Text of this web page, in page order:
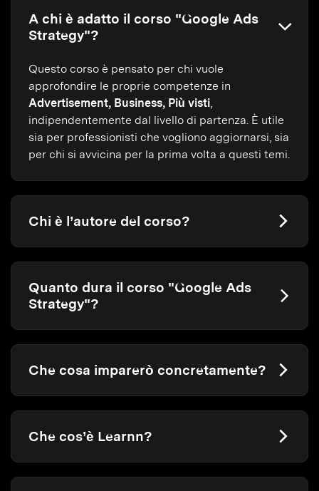
A chi è adatto il corso "Google Ads
Strategy"?
Questo corso è pensato per chi vuole
approfondire le proprie competenze in
Advertisement, Business, Più visti
indipendentemente dal livello di partenza. È utile
sia per professionisti che vogliono aggiornarsi, sia
per chi si avvicina per la prima volta a questi temi.
Chi è l’autore del corso?
Quanto dura il corso "Google Ads
Strategy"?
Che cosa imparerò concretamente?
Che cos’è Learnn?